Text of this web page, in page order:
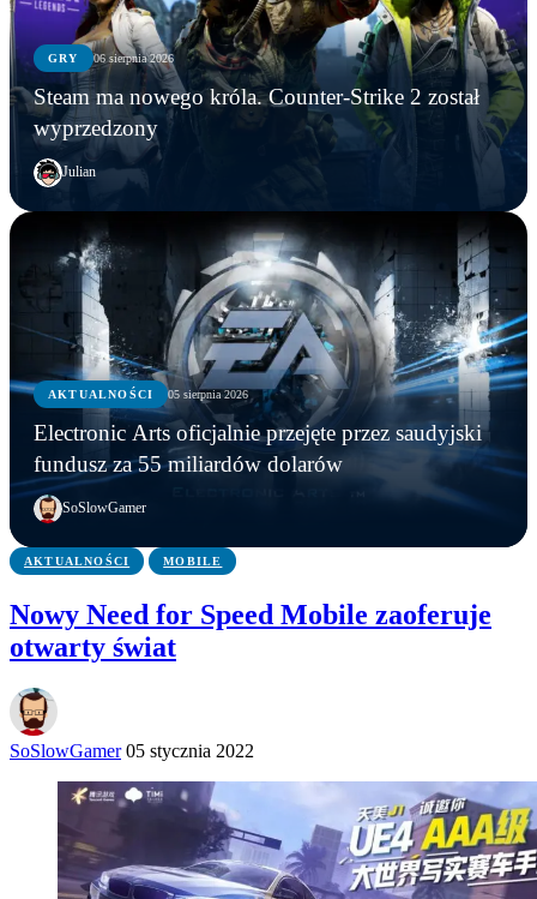
GRY 06 sierpnia 2026
Steam ma nowego króla. Counter-Strike 2 został
wyprzedzony
Julian
AKTUALNOŚCI 05 sierpnia 2026
Electronic Arts oficjalnie przejęte przez saudyjski
fundusz za 55 miliardów dolarów
SoSlowGamer
AKTUALNOŚCI
Młodzi gracze nie wpadli w nałóg multiplayerów.
Statystyki Capcomu przywracają wiarę w młode
pokolenie
GRY
Steam ma nowego króla. Counter-Strike 2 został
wyprzedzony
AKTUALNOŚCI
Electronic Arts oficjalnie przejęte przez saudyjski
fundusz za 55 miliardów dolarów
AKTUALNOŚCI MOBILE
Nowy Need for Speed Mobile zaoferuje
otwarty świat
SoSlowGamer 05 stycznia 2022